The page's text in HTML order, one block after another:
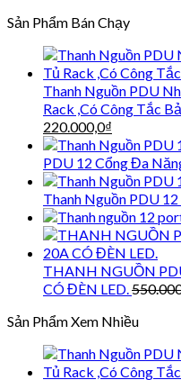
Sản Phẩm Bán Chạy
Thanh Nguồn PDU
Rack ,Có Công Tắc
Giá
gốc
là:
320.000,0₫.
220.000,0₫
hiện
tại
là:
PDU 12 Cổng Đa
Thanh Nguồn PDU
THANH NGUỒN
CÓ ĐÈN LED.
Sản Phẩm Xem Nhiều